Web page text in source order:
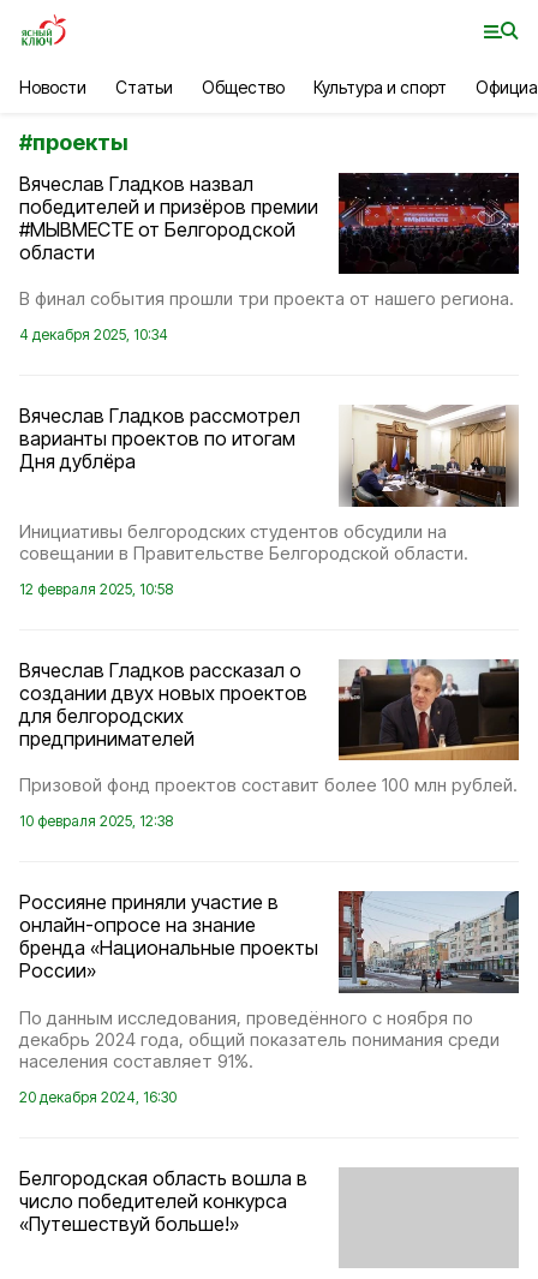
Новости Статьи Общество Культура и спорт
#проекты
Вячеслав Гладков назвал
победителей и призёров премии
#МЫВМЕСТЕ от Белгородской
области
В финал события прошли три проекта от нашего региона.
4 декабря 2025, 10:34
Вячеслав Гладков рассмотрел
варианты проектов по итогам
Дня дублёра
Инициативы белгородских студентов обсудили на
совещании в Правительстве Белгородской области.
12 февраля 2025, 10:58
Вячеслав Гладков рассказал о
создании двух новых проектов
для белгородских
предпринимателей
Призовой фонд проектов составит более 100 млн рублей.
10 февраля 2025, 12:38
Россияне приняли участие в
онлайн-опросе на знание
бренда «Национальные проекты
России»
По данным исследования, проведённого с ноября по
декабрь 2024 года, общий показатель понимания среди
населения составляет 91%.
20 декабря 2024, 16:30
Белгородская область вошла в
число победителей конкурса
«Путешествуй больше!»